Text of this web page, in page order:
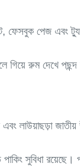
পেজ এবং
রুম দেখে পছন্দ
এবং লাউয়াছড়া
পাকিং সুবিধা